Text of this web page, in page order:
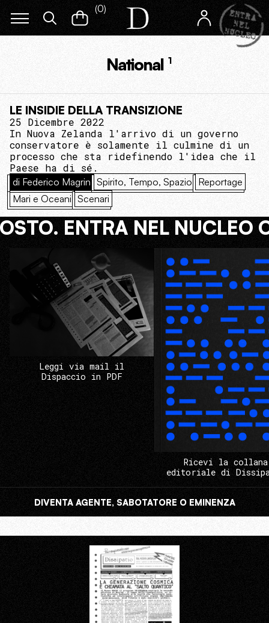
(0)
National 1
LE INSIDIE DELLA TRANSIZIONE
25 Dicembre 2022
In Nuova Zelanda l'arrivo di un governo
conservatore è solamente il culmine di un
processo che sta ridefinendo l'idea che il
Paese ha di sé.
di Federico Magrin Spirito, Tempo, Spazio Reportage
Mari e Oceani Scenari
ENTRA NEL NUCLEO
Leggi via mail il
Dispaccio in PDF
Ricevi la collana
editoriale di
DIVENTA AGENTE, SABOTATORE O EMINENZA